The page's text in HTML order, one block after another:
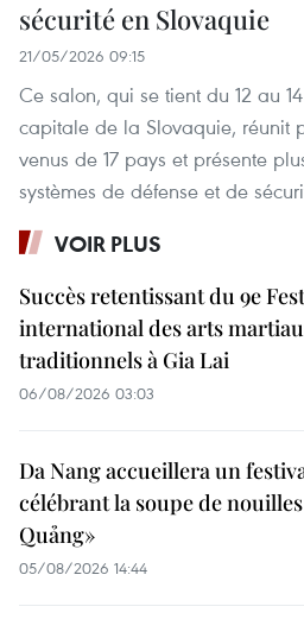
sécurité en Slovaquie
21/05/2026 09:15
Ce salon, qui se tient du 12 au
capitale de la Slovaquie, réunit
venus de 17 pays et présente
systèmes de défense et de
VOIR PLUS
Succès retentissant du 9e
international des arts
traditionnels à Gia Lai
06/08/2026 03:03
Da Nang accueillera un
célébrant la soupe de
Quảng»
05/08/2026 14:44